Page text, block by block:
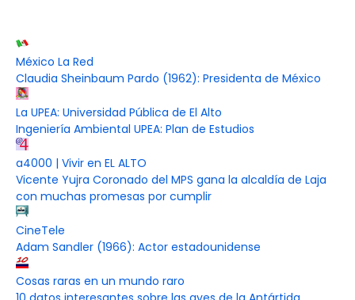
México La Red
Claudia Sheinbaum Pardo (1962): Presidenta de México
La UPEA: Universidad Pública de El Alto
Ingeniería Ambiental UPEA: Plan de Estudios
a4000 | Vivir en EL ALTO
Vicente Yujra Coronado del MPS gana la alcaldía de Laja
con muchas promesas por cumplir
CineTele
Adam Sandler (1966): Actor estadounidense
Cosas raras en un mundo raro